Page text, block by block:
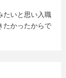
たいと思い入職
たかったからで